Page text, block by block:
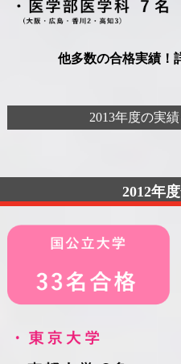
他多数の合格実績！
2013年度の実
2012年